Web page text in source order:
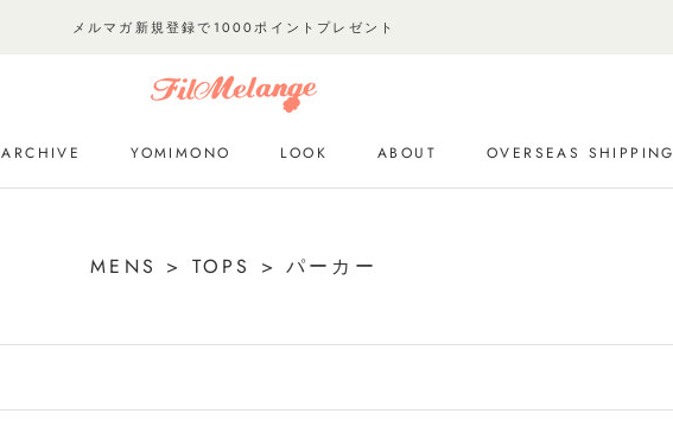
メルマガ新規登録で1000ポイントプレゼント
ARCHIVE
YOMIMONO
LOOK
ABOUT
OVERSEAS SHIPPING
MENS > TOPS > パーカー